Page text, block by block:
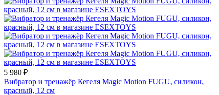
5 980 ₽
Вибратор и тренажёр Кегеля Magic Motion FUGU, силикон,
красный, 12 см